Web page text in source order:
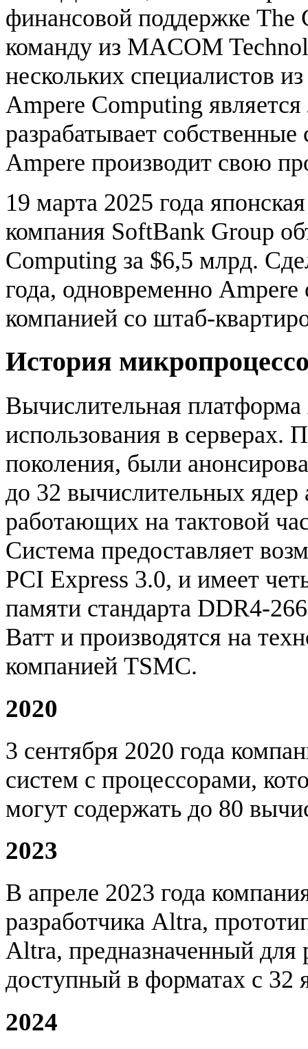
финансовой поддержке
команду из MACOM
нескольких специалистов
Ampere Computing
разрабатывает
Ampere производит свою
19 марта 2025 года
компания SoftBank Group
Computing за $6,5 млрд.
года, одновременно Ampere
компанией со штаб-
История
Вычислительная
использования в серверах.
поколения, были
до 32 вычислительных
работающих на тактовой
Система предоставляет
PCI Express 3.0, и имеет
памяти стандарта DDR4-
Ватт и производятся на
компанией TSMC.
2020
3 сентября 2020 года
систем с процессорами,
могут содержать до 80
2023
В апреле 2023 года
разработчика Altra,
Altra, предназначенный для
доступный в форматах с 32
2024